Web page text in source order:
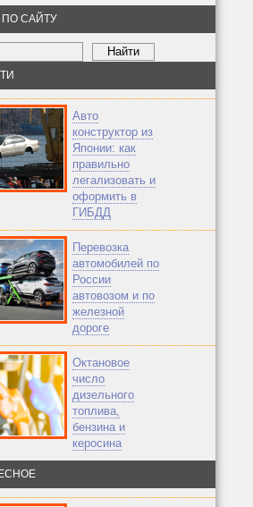
САЙТУ
Авто
конструктор из
Японии: как
правильно
легализовать и
оформить в
ГИБДД
Перевозка
автомобилей по
России
автовозом и по
железной
дороге
Октановое
число
дизельного
топлива,
бензина и
керосина